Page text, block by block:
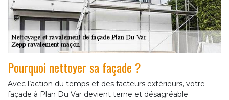
Pourquoi nettoyer sa façade ?
Avec l’action du temps et des facteurs extérieurs, votre
façade à Plan Du Var devient terne et désagréable